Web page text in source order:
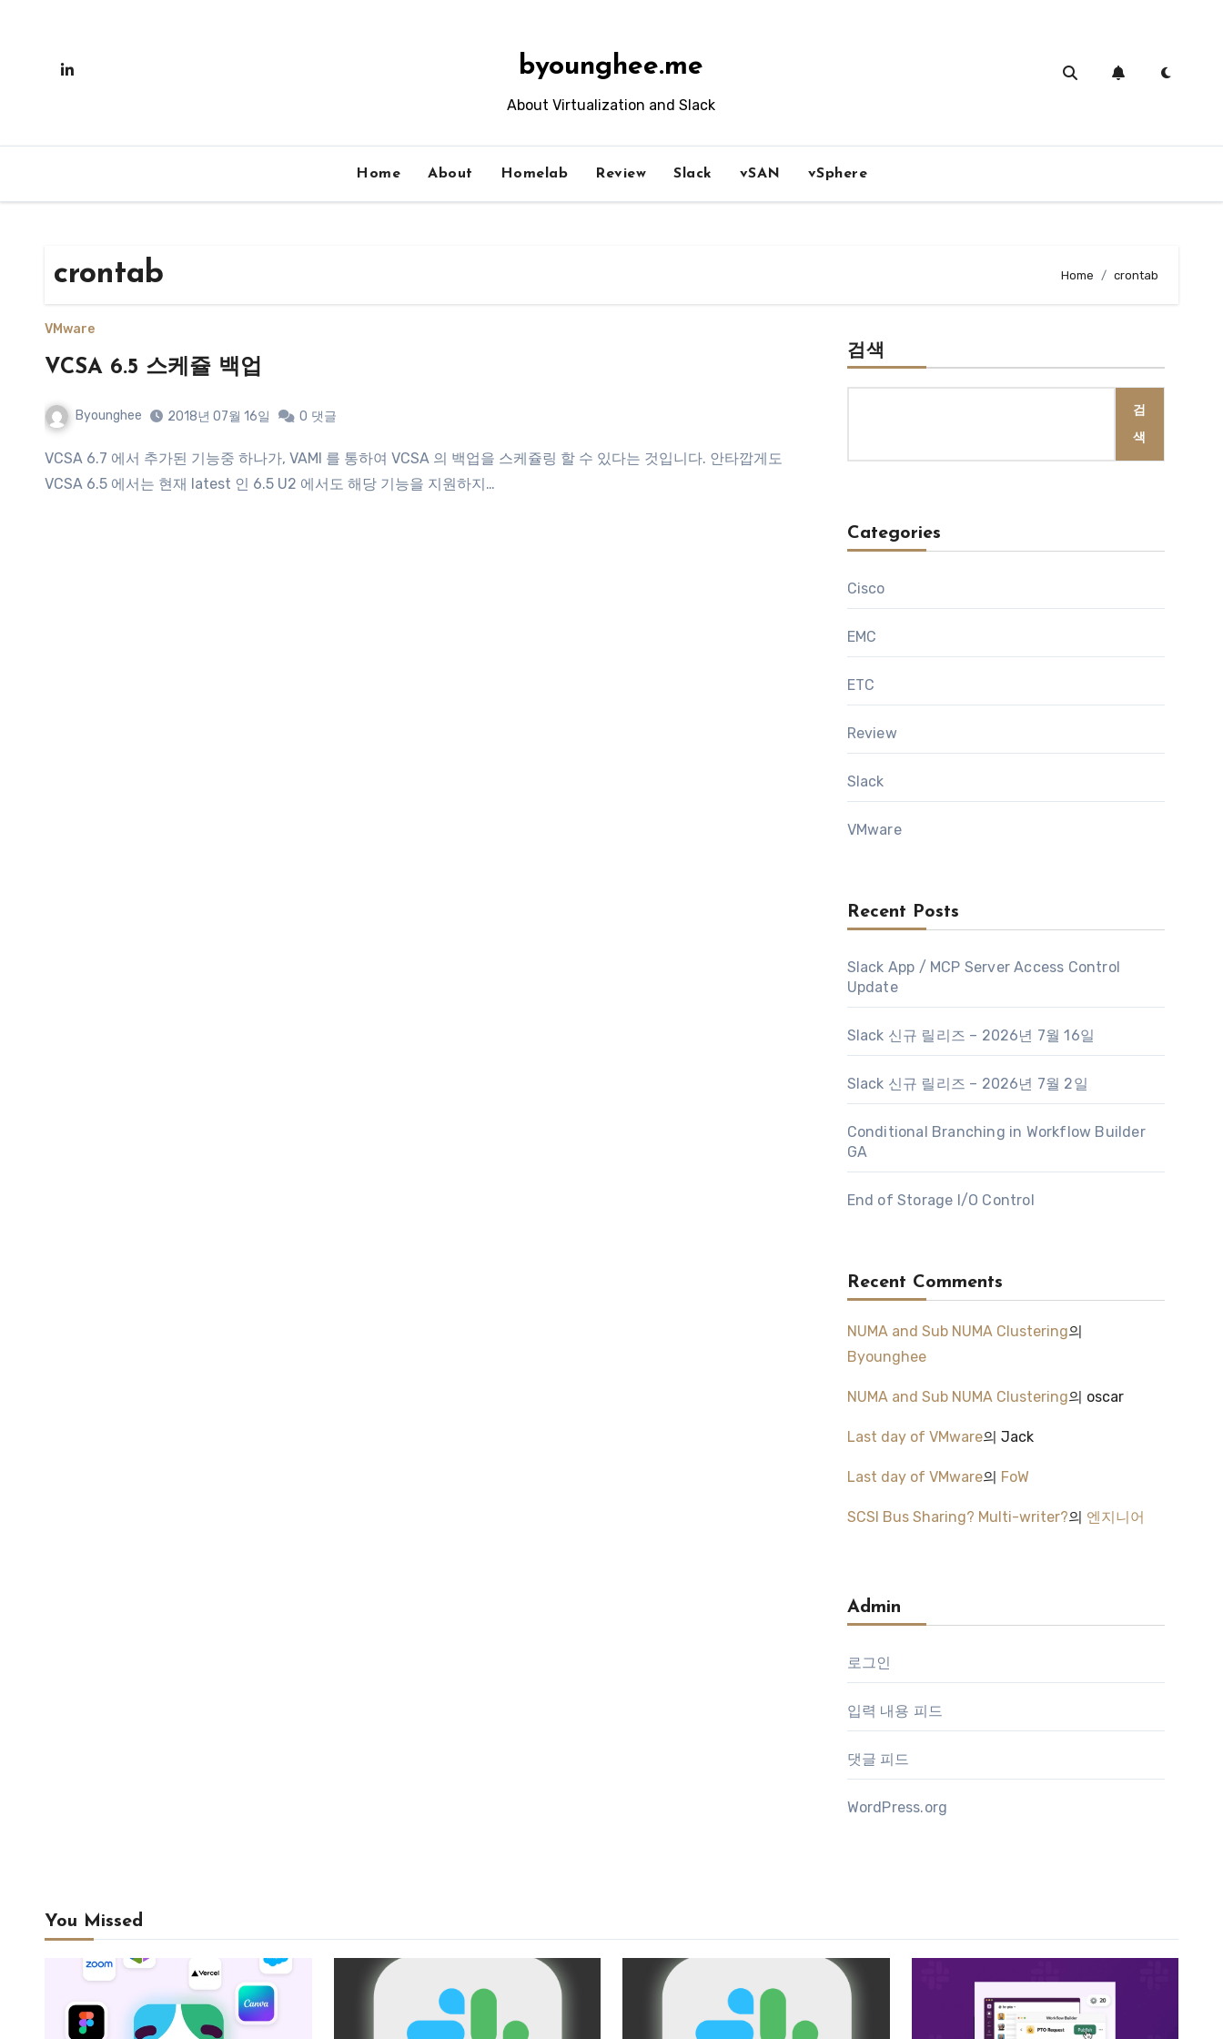
byounghee.me
About Virtualization and Slack
Home About Homelab Review Slack vSAN vSphere
crontab Home crontab
VMware
VCSA 6.5 스케쥴 백업
Byounghee 2018년 07월 16일 0 댓글
VCSA 6.7 에서 추가된 기능중 하나가, VAMI 를 통하여 VCSA 의 백업을 스케쥴링 할 수 있다는 것입니다. 안타깝게도
VCSA 6.5 에서는 현재 latest 인 6.5 U2 에서도 해당 기능을 지원하지…
검색
검
색
Categories
Cisco
EMC
ETC
Review
Slack
VMware
Recent Posts
Slack App / MCP Server Access Control
Update
Slack 신규 릴리즈 – 2026년 7월 16일
Slack 신규 릴리즈 – 2026년 7월 2일
Conditional Branching in Workflow Builder
GA
End of Storage I/O Control
Recent Comments
NUMA and Sub NUMA Clustering의
Byounghee
NUMA and Sub NUMA Clustering의 oscar
Last day of VMware의 Jack
Last day of VMware의 FoW
SCSI Bus Sharing? Multi-writer?의 엔지니어
Admin
로그인
입력 내용 피드
댓글 피드
WordPress.org
You Missed